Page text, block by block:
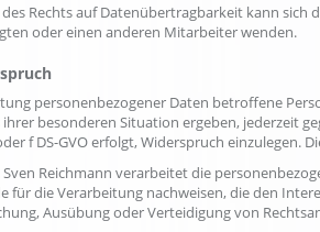
Rechts auf Datenübertragbarkeit kann
oder einen anderen Mitarbeiter wenden.
personenbezogener Daten betroffene
ihrer besonderen Situation ergeben, jederzeit
f DS-GVO erfolgt, Widerspruch einzulegen.
Sven Reichmann verarbeitet die
für die Verarbeitung nachweisen, die den
Ausübung oder Verteidigung von